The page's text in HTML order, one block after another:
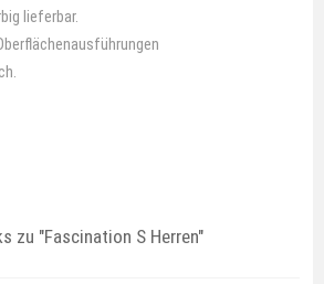
lieferbar.
zu "Fascination S Herren"